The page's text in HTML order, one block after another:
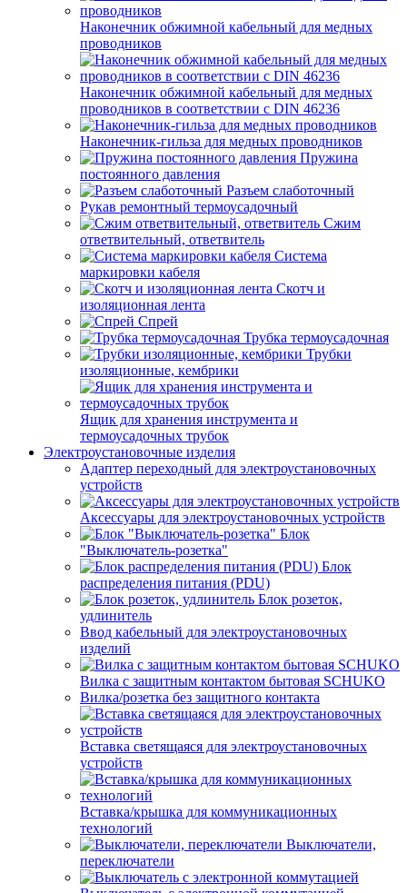
Наконечник обжимной кабельный для медных
проводников
Наконечник обжимной кабельный для медных
проводников в соответствии с DIN 46236
Наконечник-гильза для медных проводников
Пружина
постоянного давления
Разъем слаботочный
Рукав ремонтный термоусадочный
Сжим
ответвительный, ответвитель
Система
маркировки кабеля
Скотч и
изоляционная лента
Спрей
Трубка термоусадочная
Трубки
изоляционные, кембрики
Ящик для хранения инструмента и
термоусадочных трубок
Электроустановочные изделия
Адаптер переходный для электроустановочных
устройств
Аксессуары для электроустановочных устройств
Блок
"Выключатель-розетка"
Блок
распределения питания (PDU)
Блок розеток,
удлинитель
Ввод кабельный для электроустановочных
изделий
Вилка с защитным контактом бытовая SCHUKO
Вилка/розетка без защитного контакта
Вставка светящаяся для электроустановочных
устройств
Вставка/крышка для коммуникационных
технологий
Выключатели,
переключатели